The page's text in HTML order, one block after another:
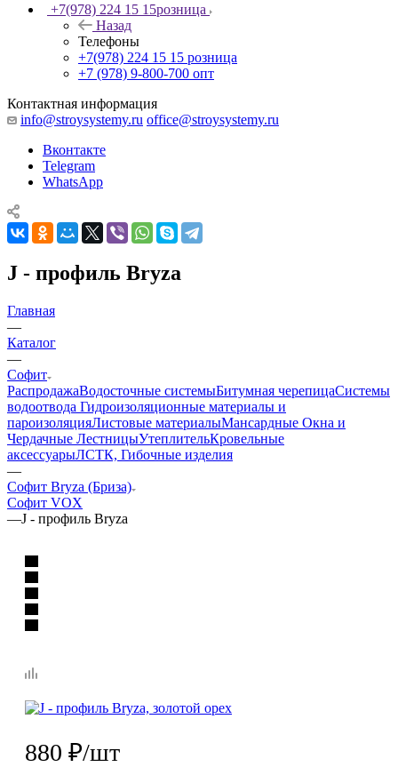
+7(978) 224 15 15розница
Назад
Телефоны
+7(978) 224 15 15 розница
+7 (978) 9-800-700 опт
Контактная информация
info@stroysystemy.ru office@stroysystemy.ru
Вконтакте
Telegram
WhatsApp
J - профиль Bryza
Главная
—
Каталог
—
Софит
РаспродажаВодосточные системыБитумная черепицаСистемы
водоотвода Гидроизоляционные материалы и
пароизоляцияЛистовые материалыМансардные Окна и
Чердачные ЛестницыУтеплительКровельные
аксессуарыЛСТК, Гибочные изделия
—
Софит Bryza (Бриза)
Софит VOX
—J - профиль Bryza
880 ₽/шт